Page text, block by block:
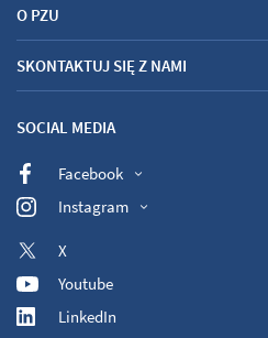
O PZU
SKONTAKTUJ SIĘ Z NAMI
SOCIAL MEDIA
Facebook
Instagram
X
Youtube
LinkedIn